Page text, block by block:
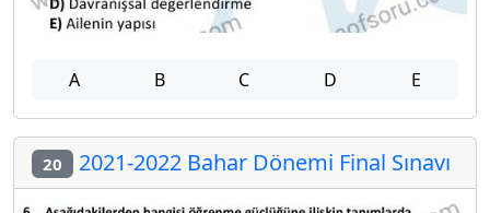
A B C D E
20 2021-2022 Bahar Dönemi Final Sınavı